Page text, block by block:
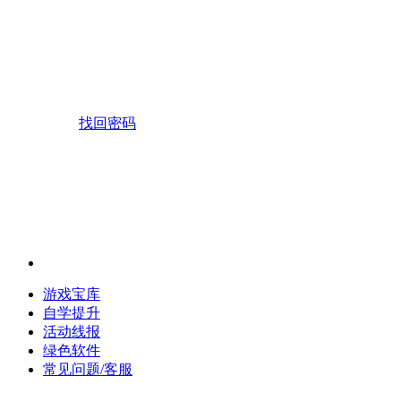
找回密码
游戏宝库
自学提升
活动线报
绿色软件
常见问题/客服